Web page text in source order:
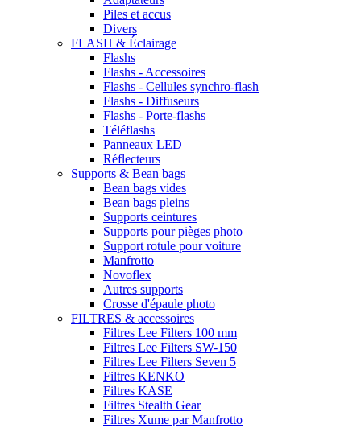
Piles et accus
Divers
FLASH & Éclairage
Flashs
Flashs - Accessoires
Flashs - Cellules synchro-flash
Flashs - Diffuseurs
Flashs - Porte-flashs
Téléflashs
Panneaux LED
Réflecteurs
Supports & Bean bags
Bean bags vides
Bean bags pleins
Supports ceintures
Supports pour pièges photo
Support rotule pour voiture
Manfrotto
Novoflex
Autres supports
Crosse d'épaule photo
FILTRES & accessoires
Filtres Lee Filters 100 mm
Filtres Lee Filters SW-150
Filtres Lee Filters Seven 5
Filtres KENKO
Filtres KASE
Filtres Stealth Gear
Filtres Xume par Manfrotto